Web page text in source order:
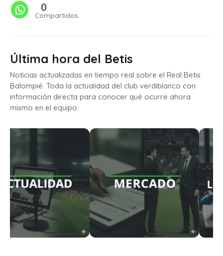
0
Compartidos
Última hora del Betis
Noticias actualizadas en tiempo real sobre el Real Betis
Balompié. Toda la actualidad del club verdiblanco con
información directa para conocer qué ocurre ahora
mismo en el equipo.